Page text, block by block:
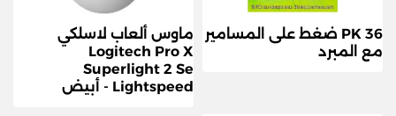
36 PK ضغط على المسامير
مع المبرد
ماوس ألعاب لاسلكي
Logitech Pro X
Superlight 2 Se
Lightspeed - أبيض